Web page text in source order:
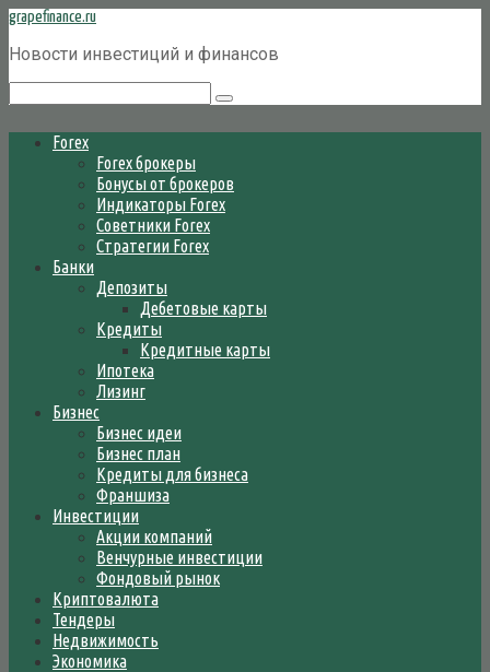
Перейти
контенту
grapefinance.ru
Новости инвестиций и финансов
Forex
Forex брокеры
Бонусы от брокеров
Индикаторы Forex
Советники Forex
Стратегии Forex
Банки
Депозиты
Дебетовые карты
Кредиты
Кредитные карты
Ипотека
Лизинг
Бизнес
Бизнес идеи
Бизнес план
Кредиты для бизнеса
Франшиза
Инвестиции
Акции компаний
Венчурные инвестиции
Фондовый рынок
Криптовалюта
Тендеры
Недвижимость
Экономика